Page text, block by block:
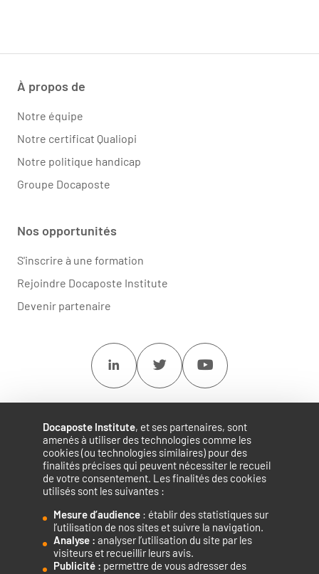
Docaposte Institute, et ses partenaires, sont
amenés à utiliser des technologies comme les
cookies (ou technologies similaires) pour des
finalités précises qui peuvent nécessiter le recueil
de votre consentement. Les finalités des cookies
utilisés sont les suivantes :
Mesure d’audience : établir des statistiques sur
l’utilisation de nos sites et suivre la navigation.
Analyse : analyser l’utilisation du site par les
visiteurs et recueillir leurs avis.
Publicité : permettre de vous adresser des
Accélérateur de compétences numériques.
À propos de
Notre équipe
Notre certificat Qualiopi
Notre politique handicap
Groupe Docaposte
Nos opportunités
S'inscrire à une formation
Rejoindre Docaposte Institute
Devenir partenaire
Linkedin Twitter Youtube